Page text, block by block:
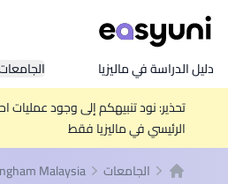
دليل الدراسة في ماليزيا
تحذير: نود تنبيهكم إلى وجود
الرئيسي في ماليزيا فقط
الجامعات Malaysia